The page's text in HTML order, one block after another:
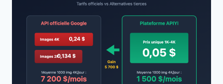
DE
TOKENS
PEUT-
ON
ÉCONOMISER
EN
RENVOYANT